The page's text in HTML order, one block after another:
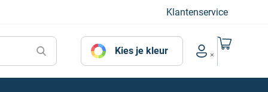
Klantenservice
Kies je kleur
Account menu
Naar mijn